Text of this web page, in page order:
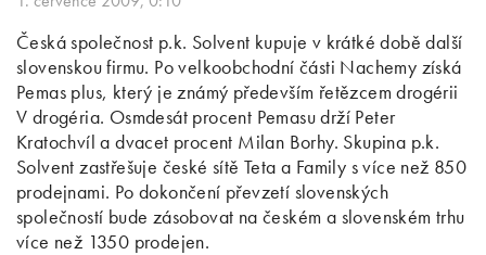
Česká společnost p.k. Solvent kupuje v krátké době další
slovenskou firmu. Po velkoobchodní části Nachemy získá
Pemas plus, který je známý především řetězcem drogérii
V drogéria. Osmdesát procent Pemasu drží Peter
Kratochvíl a dvacet procent Milan Borhy. Skupina p.k.
Solvent zastřešuje české sítě Teta a Family s více než 850
prodejnami. Po dokončení převzetí slovenských
společností bude zásobovat na českém a slovenském trhu
více než 1350 prodejen.